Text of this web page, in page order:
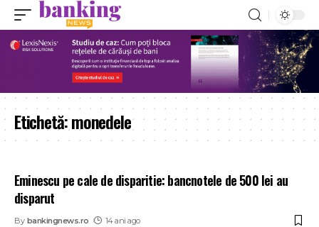
Etichetă:monedele
Eminescu pe cale de disparitie: bancnotele de 500 lei au
disparut
By bankingnews.ro 14 ani ago